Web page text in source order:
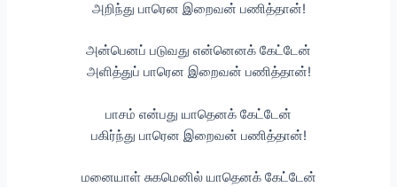
அறிந்து பாரென இறைவன் பணித்தான்!
அன்பெனப் படுவது என்னெனக் கேட்டேன்
அளித்துப் பாரென இறைவன் பணித்தான்!
பாசம் என்பது யாதெனக் கேட்டேன்
பகிர்ந்து பாரென இறைவன் பணித்தான்!
மனையாள் சுகமெனில் யாதெனக் கேட்டேன்